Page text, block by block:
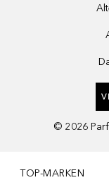
© 2026
TOP-MARKEN